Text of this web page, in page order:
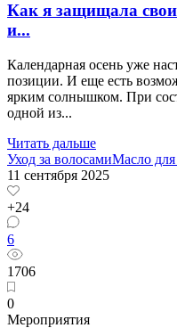
Как я защищала свои
и...
Календарная осень уже
позиции. И еще есть
ярким солнышком. При
одной из...
Читать дальше
Уход за волосамиМасло для
11 сентября 2025
+24
6
1706
0
Мероприятия